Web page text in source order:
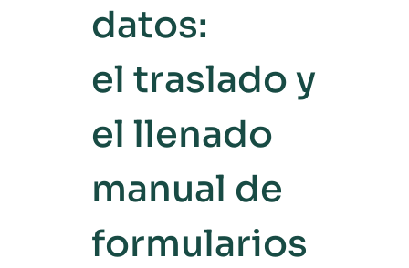
datos:
el traslado y
el llenado
manual de
formularios